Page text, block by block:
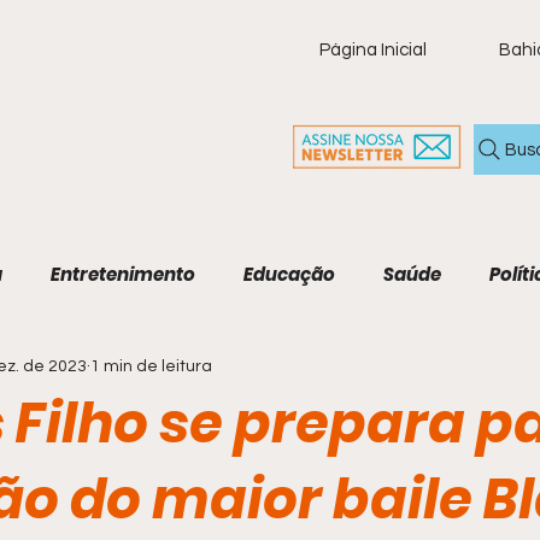
Página Inicial
Entretenimento Educação Saúde
Policial Brasil
Filho se prepara
do maior baile
de 2023 1 min de leitura